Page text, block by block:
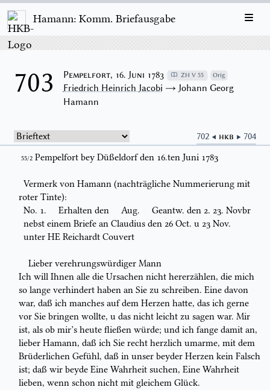
Hamann: Komm. Briefausgabe
703 Pempelfort, 16. Juni 1783 ZH V 55 Orig
Friedrich Heinrich Jacobi → Johann Georg
Hamann
702 ◀ HKB ▶ 704
55/2 Pempelfort bey Düßeldorf den 16.tenJuni 1783
Vermerk von Hamann (nachträgliche Nummerierung mit
roter Tinte):
No. 1. Erhalten den Aug. Geantw. den 2. 23. Novbr
nebst einem Briefe an Claudiusden 26 Oct. u 23 Nov.
unter HE Reichardt Couvert
Lieber verehrungswürdiger Mann
Ich will Ihnen alle die Ursachen nicht hererzählen, die mich
so lange verhindert haben an Sie zu schreiben. Eine davon
war, daß ich manches auf dem Herzen hatte, das ich gerne
vor Sie bringen wollte, u das nicht leicht zu sagen war. Mir
ist, als ob mir’s heute fließen würde; und ich fange damit an,
lieber Hamann, daß ich Sie recht herzlich umarme, mit dem
Brüderlichen Gefühl, daß in unser beyder Herzen kein Falsch
ist; daß wir beyde Eine Wahrheit suchen, Eine Wahrheit
lieben, wenn schon nicht mit gleichem Glück.